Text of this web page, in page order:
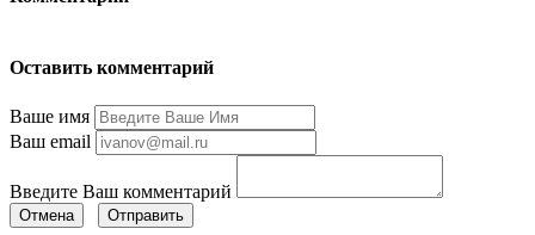
Оставить комментарий
Ваше имя
Ваш email
Введите Ваш комментарий
Отмена Отправить